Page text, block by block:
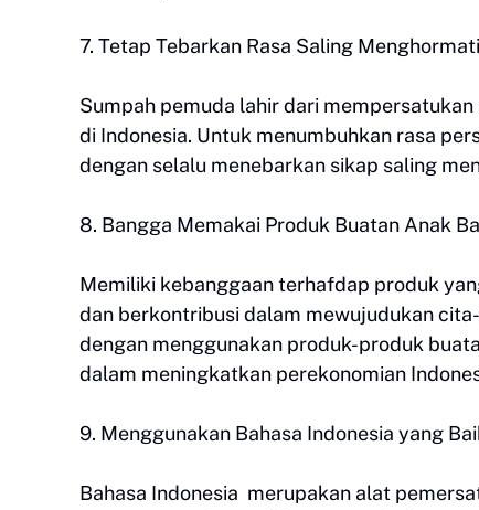
7. Tetap Tebarkan Rasa Saling
Sumpah pemuda lahir dari
di Indonesia. Untuk menumbuhkan rasa
dengan selalu menebarkan sikap saling
8. Bangga Memakai Produk Buatan Anak
Memiliki kebanggaan terhafdap produk
dan berkontribusi dalam mewujudukan
dengan menggunakan produk-produk
dalam meningkatkan perekonomian
9. Menggunakan Bahasa Indonesia yang
Bahasa Indonesia merupakan alat